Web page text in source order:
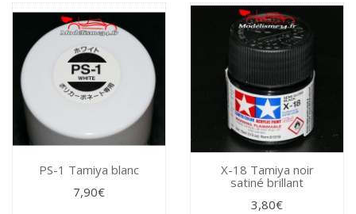
PS-1 Tamiya blanc
7,90€
X-18 Tamiya noir
satiné brillant
3,80€